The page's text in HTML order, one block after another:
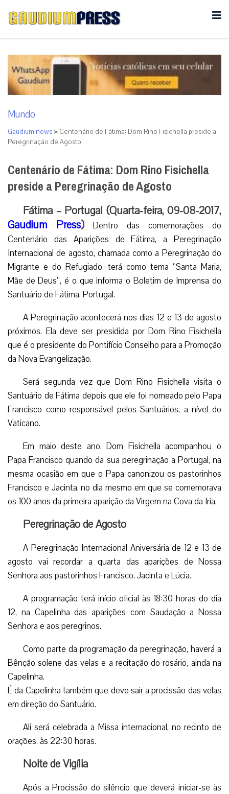
Mundo
Gaudium news > Centenário de Fátima: Dom Rino Fisichella preside a
Peregrinação de Agosto
Centenário de Fátima: Dom Rino Fisichella
preside a Peregrinação de Agosto
Fátima – Portugal (Quarta-feira, 09-08-2017,
Gaudium Press) Dentro das comemorações do
Centenário das Aparições de Fátima, a Peregrinação
Internacional de agosto, chamada como a Peregrinação do
Migrante e do Refugiado, terá como tema “Santa Maria,
Mãe de Deus”, é o que informa o Boletim de Imprensa do
Santuário de Fátima, Portugal.
A Peregrinação acontecerá nos dias 12 e 13 de agosto
próximos. Ela deve ser presidida por Dom Rino Fisichella
que é o presidente do Pontifício Conselho para a Promoção
da Nova Evangelização.
Será segunda vez que Dom Rino Fisichella visita o
Santuário de Fátima depois que ele foi nomeado pelo Papa
Francisco como responsável pelos Santuários, a nível do
Vaticano.
Em maio deste ano, Dom Fisichella acompanhou o
Papa Francisco quando da sua peregrinação a Portugal, na
mesma ocasião em que o Papa canonizou os pastorinhos
Francisco e Jacinta, no dia mesmo em que se comemorava
os 100 anos da primeira aparição da Virgem na Cova da Iria.
Peregrinação de Agosto
A Peregrinação Internacional Aniversária de 12 e 13 de
agosto vai recordar a quarta das aparições de Nossa
Senhora aos pastorinhos Francisco, Jacinta e Lúcia.
A programação terá início oficial às 18:30 horas do dia
12, na Capelinha das aparições com Saudação a Nossa
Senhora e aos peregrinos.
Como parte da programação da peregrinação, haverá a
Bênção solene das velas e a recitação do rosário, ainda na
Capelinha.
É da Capelinha também que deve sair a procissão das velas
em direção do Santuário.
Ali será celebrada a Missa internacional, no recinto de
orações, às 22:30 horas.
Noite de Vigília
Após a Procissão do silêncio que deverá iniciar-se às